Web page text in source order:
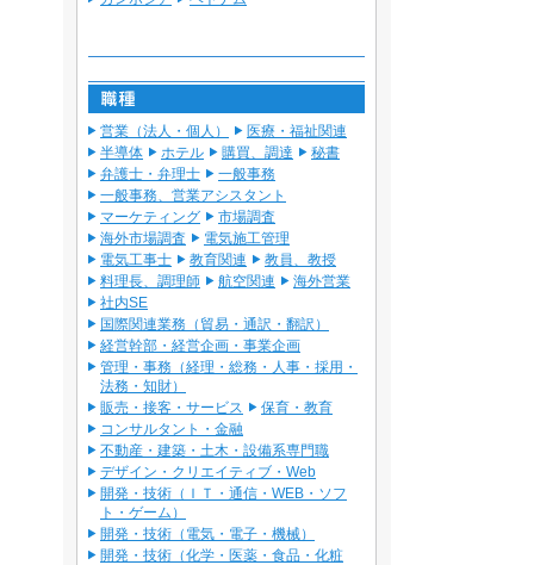
営業（法人・個人）
医療・福祉関連
半導体
ホテル 購買、調達
秘書
弁護士・弁理士
一般事務
一般事務、営業アシスタント
マーケティング
市場調査
海外市場調査
電気施工管理
電気工事士
教育関連
教員、教授
料理長、調理師
航空関連
海外営業
社内SE
国際関連業務（貿易・通訳・翻訳）
経営幹部・経営企画・事業企画
管理・事務（経理・総務・人事・採用・
法務・知財）
販売・接客・サービス
保育・教育
コンサルタント・金融
不動産・建築・土木・設備系専門職
デザイン・クリエイティブ・Web
開発・技術（ＩＴ・通信・WEB・ソフ
ト・ゲーム）
開発・技術（電気・電子・機械）
開発・技術（化学・医薬・食品・化粧